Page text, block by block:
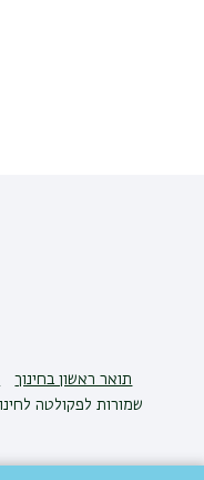
תואר ראשון בחינוך